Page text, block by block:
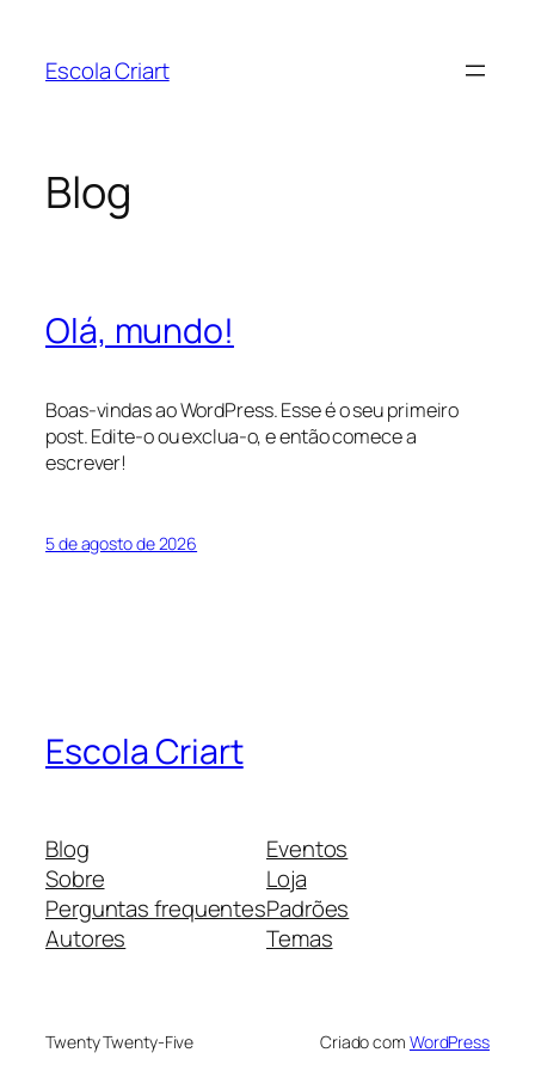
Escola Criart
Blog
Olá, mundo!
Boas-vindas ao WordPress. Esse é o seu primeiro
post. Edite-o ou exclua-o, e então comece a
escrever!
5 de agosto de 2026
Escola Criart
Blog
Sobre
Perguntas frequentes
Autores
Eventos
Loja
Padrões
Temas
Twenty Twenty-Five Criado com WordPress